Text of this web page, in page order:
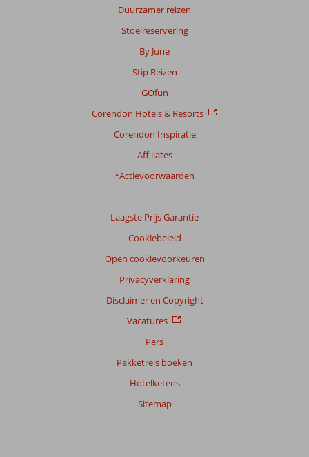
Duurzamer reizen
Stoelreservering
By June
Stip Reizen
GOfun
Corendon Hotels & Resorts
Corendon Inspiratie
Affiliates
*Actievoorwaarden
Laagste Prijs Garantie
Cookiebeleid
Open cookievoorkeuren
Privacyverklaring
Disclaimer en Copyright
Vacatures
Pers
Pakketreis boeken
Hotelketens
Sitemap